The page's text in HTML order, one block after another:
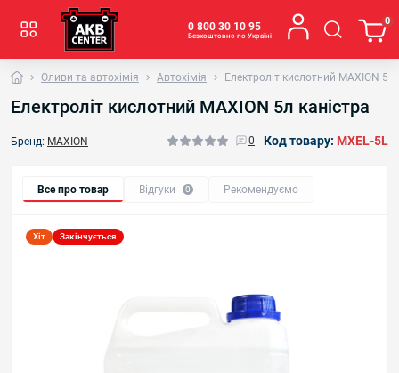
0 800 30 10 95
Безкоштовно по Україні
0
Оливи та автохімія Автохімія Електроліт кислотний MAXION 5л
Електроліт кислотний MAXION 5л каністра
Бренд: MAXION 0 Код товару: MXEL-5L
Все про товар Відгуки 0 Рекомендуємо
Хіт Закінчується